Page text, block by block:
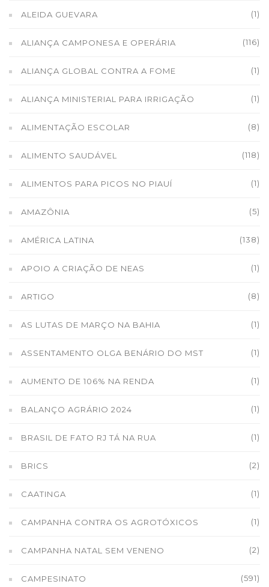
ALEIDA GUEVARA (1)
ALIANÇA CAMPONESA E OPERÁRIA (116)
ALIANÇA GLOBAL CONTRA A FOME (1)
ALIANÇA MINISTERIAL PARA IRRIGAÇÃO (1)
ALIMENTAÇÃO ESCOLAR (8)
ALIMENTO SAUDÁVEL (118)
ALIMENTOS PARA PICOS NO PIAUÍ (1)
AMAZÔNIA (5)
AMÉRICA LATINA (138)
APOIO A CRIAÇÃO DE NEAS (1)
ARTIGO (8)
AS LUTAS DE MARÇO NA BAHIA (1)
ASSENTAMENTO OLGA BENÁRIO DO MST (1)
AUMENTO DE 106% NA RENDA (1)
BALANÇO AGRÁRIO 2024 (1)
BRASIL DE FATO RJ TÁ NA RUA (1)
BRICS (2)
CAATINGA (1)
CAMPANHA CONTRA OS AGROTÓXICOS (1)
CAMPANHA NATAL SEM VENENO (2)
CAMPESINATO (591)